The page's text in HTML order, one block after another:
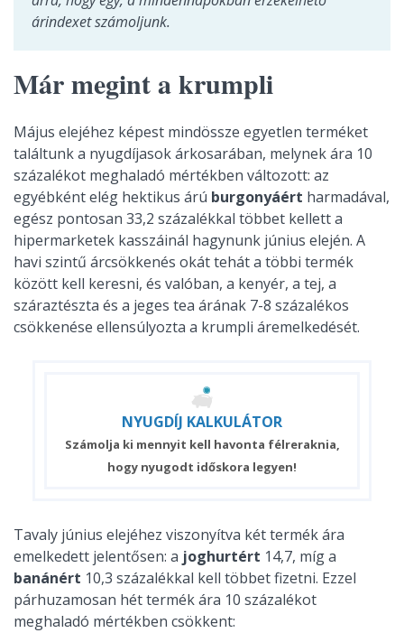
árindexet számoljunk.
Már megint a krumpli
Május elejéhez képest mindössze egyetlen terméket
találtunk a nyugdíjasok árkosarában, melynek ára 10
százalékot meghaladó mértékben változott: az
egyébként elég hektikus árú burgonyáért harmadával,
egész pontosan 33,2 százalékkal többet kellett a
hipermarketek kasszáinál hagynunk június elején. A
havi szintű árcsökkenés okát tehát a többi termék
között kell keresni, és valóban, a kenyér, a tej, a
száraztészta és a jeges tea árának 7-8 százalékos
csökkenése ellensúlyozta a krumpli áremelkedését.
NYUGDÍJ KALKULÁTOR
Számolja ki mennyit kell havonta félreraknia,
hogy nyugodt időskora legyen!
Tavaly június elejéhez viszonyítva két termék ára
emelkedett jelentősen: a joghurtért 14,7, míg a
banánért 10,3 százalékkal kell többet fizetni. Ezzel
párhuzamosan hét termék ára 10 százalékot
meghaladó mértékben csökkent: